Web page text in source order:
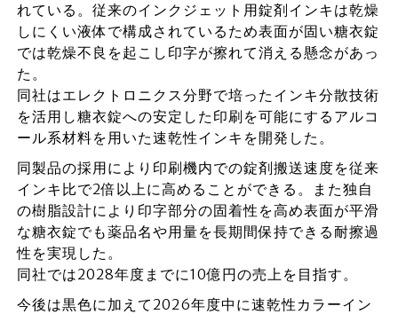
れている。従来のインクジェット用錠剤インキは乾燥
しにくい液体で構成されているため表面が固い糖衣錠
では乾燥不良を起こし印字が擦れて消える懸念があっ
た。
同社はエレクトロニクス分野で培ったインキ分散技術
を活用し糖衣錠への安定した印刷を可能にするアルコ
ール系材料を用いた速乾性インキを開発した。
同製品の採用により印刷機内での錠剤搬送速度を従来
インキ比で2倍以上に高めることができる。また独自
の樹脂設計により印字部分の固着性を高め表面が平滑
な糖衣錠でも薬品名や用量を長期間保持できる耐擦過
性を実現した。
同社では2028年度までに10億円の売上を目指す。
今後は黒色に加えて2026年度中に速乾性カラーイン